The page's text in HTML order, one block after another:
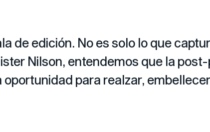
de edición. No es solo lo que
Nilson, entendemos que la
para realzar,